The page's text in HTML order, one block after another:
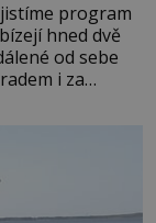
program
hned dvě
od sebe
i za
vznikla někdy